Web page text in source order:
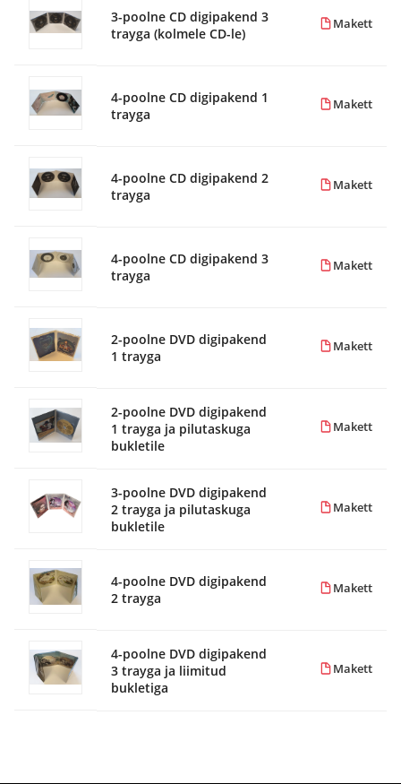
3-poolne CD digipakend 3
trayga (kolmele CD-le)
Makett
4-poolne CD digipakend 1
trayga
Makett
4-poolne CD digipakend 2
trayga
Makett
4-poolne CD digipakend 3
trayga
Makett
2-poolne DVD digipakend
1 trayga
Makett
2-poolne DVD digipakend
1 trayga ja pilutaskuga
bukletile
Makett
3-poolne DVD digipakend
2 trayga ja pilutaskuga
bukletile
Makett
4-poolne DVD digipakend
2 trayga
Makett
4-poolne DVD digipakend
3 trayga ja liimitud
bukletiga
Makett